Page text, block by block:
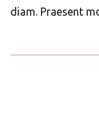
diam. Praesent